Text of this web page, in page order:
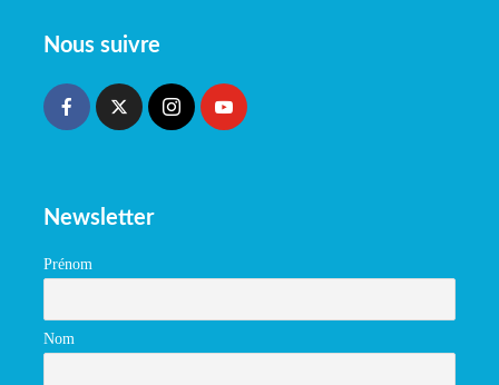
Nous suivre
Newsletter
Prénom
Nom